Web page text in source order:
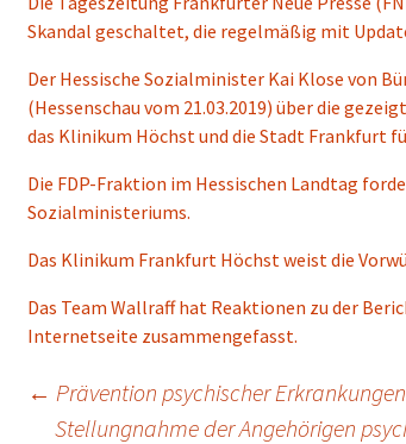
Skandal geschaltet, die regelmäßig mit
Der Hessische Sozialminister Kai Klose von
(Hessenschau vom 21.03.2019) über die
das Klinikum Höchst und die Stadt Frankfurt
Die FDP-Fraktion im Hessischen Landtag
Sozialministeriums.
Das Klinikum Frankfurt Höchst weist die
Das Team Wallraff hat Reaktionen zu der
Internetseite zusammengefasst.
← Prävention psychischer
Stellungnahme der Angehörigen